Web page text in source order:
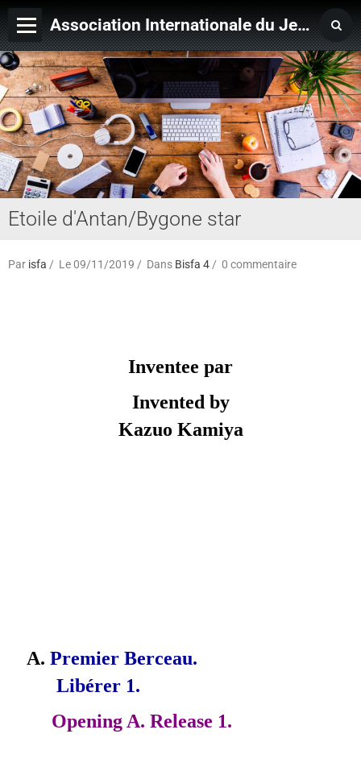
Association Internationale du Jeu de Ficelle
Page d'accueil
Derniers ajouts
Etoile d'Antan/Bygone star
Par isfa Le 09/11/2019 Dans Bisfa 4 0 commentaire
Inventee par
Invented by
Kazuo Kamiya
A. Premier Berceau.
Libérer 1.
Opening A. Release 1.